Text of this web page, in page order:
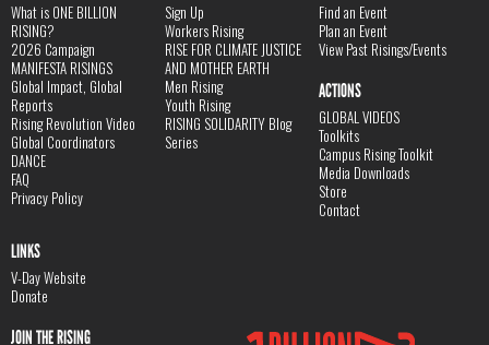
What is ONE BILLION
RISING?
2026 Campaign
MANIFESTA RISINGS
Global Impact, Global
Reports
Rising Revolution Video
Global Coordinators
DANCE
FAQ
Privacy Policy
Sign Up
Workers Rising
RISE FOR CLIMATE JUSTICE
AND MOTHER EARTH
Men Rising
Youth Rising
RISING SOLIDARITY Blog
Series
Find an Event
Plan an Event
View Past Risings/Events
ACTIONS
GLOBAL VIDEOS
Toolkits
Campus Rising Toolkit
Media Downloads
Store
Contact
LINKS
V-Day Website
Donate
JOIN THE RISING